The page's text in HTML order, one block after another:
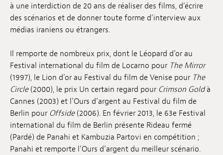
à une interdiction de 20 ans de réaliser des films, d’écrire
des scénarios et de donner toute forme d’interview aux
médias iraniens ou étrangers.
Il remporte de nombreux prix, dont le Léopard d’or au
Festival international du film de Locarno pour The Mirror
(1997), le Lion d’or au Festival du film de Venise pour The
Circle(2000), le prix Un certain regard pour Crimson Goldà
Cannes (2003) et l’Ours d’argent au Festival du film de
Berlin pour Offside(2006). En février 2013, le 63e Festival
international du film de Berlin présente Rideau fermé
(Pardé) de Panahi et Kambuzia Partovi en compétition ;
Panahi et remporte l’Ours d’argent du meilleur scénario.